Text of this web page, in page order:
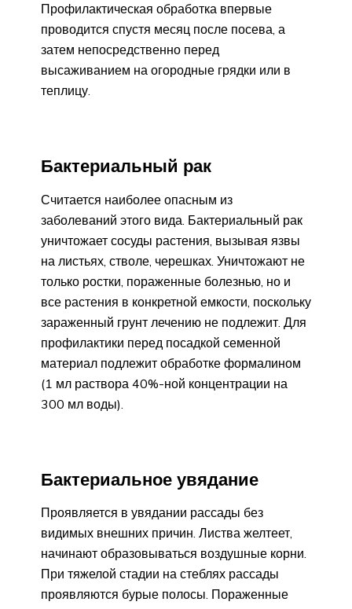
Профилактическая обработка впервые
проводится спустя месяц после посева, а
затем непосредственно перед
высаживанием на огородные грядки или в
теплицу.
Бактериальный рак
Считается наиболее опасным из
заболеваний этого вида. Бактериальный рак
уничтожает сосуды растения, вызывая язвы
на листьях, стволе, черешках. Уничтожают не
только ростки, пораженные болезнью, но и
все растения в конкретной емкости, поскольку
зараженный грунт лечению не подлежит. Для
профилактики перед посадкой семенной
материал подлежит обработке формалином
(1 мл раствора 40%-ной концентрации на
300 мл воды).
Бактериальное увядание
Проявляется в увядании рассады без
видимых внешних причин. Листва желтеет,
начинают образовываться воздушные корни.
При тяжелой стадии на стеблях рассады
проявляются бурые полосы. Пораженные